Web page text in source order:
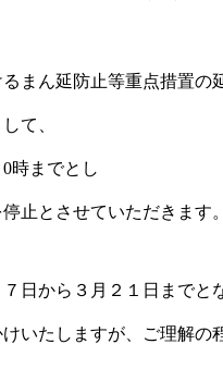
まん延防止等重点措置の
て、
時までとし
止とさせていただきます。
日から３月２１日までと
いたしますが、ご理解の